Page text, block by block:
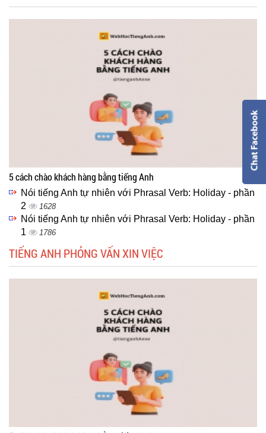
5 cách chào khách hàng bằng tiếng Anh
Nói tiếng Anh tự nhiên với Phrasal Verb: Holiday - phần
2
1628
Nói tiếng Anh tự nhiên với Phrasal Verb: Holiday - phần
1
1786
TIẾNG ANH PHỎNG VẤN XIN VIỆC